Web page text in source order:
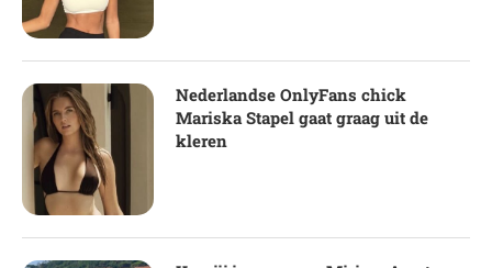
Nederlandse OnlyFans chick
Mariska Stapel gaat graag uit de
kleren